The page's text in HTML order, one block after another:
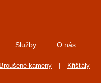
Služby O nás
Broušené kameny Křišťály